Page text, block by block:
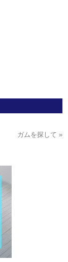
ガムを探して »